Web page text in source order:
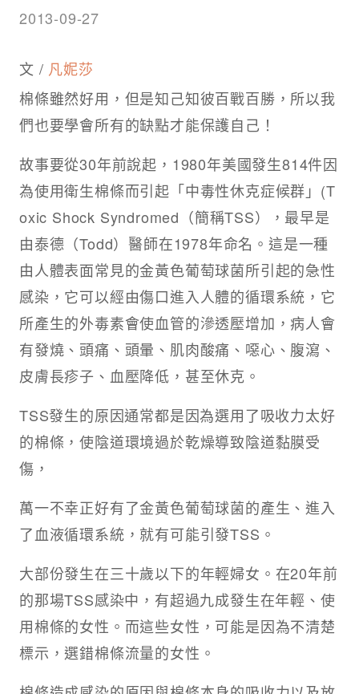
2013-09-27
文 / 凡妮莎
棉條雖然好用，但是知己知彼百戰百勝，所以我
們也要學會所有的缺點才能保護自己！
故事要從30年前說起，1980年美國發生814件因
為使用衛生棉條而引起「中毒性休克症候群」(T
oxic Shock Syndromed（簡稱TSS），最早是
由泰德（Todd）醫師在1978年命名。這是一種
由人體表面常見的金黃色葡萄球菌所引起的急性
感染，它可以經由傷口進入人體的循環系統，它
所產生的外毒素會使血管的滲透壓增加，病人會
有發燒、頭痛、頭暈、肌肉酸痛、噁心、腹瀉、
皮膚長疹子、血壓降低，甚至休克。
TSS發生的原因通常都是因為選用了吸收力太好
的棉條，使陰道環境過於乾燥導致陰道黏膜受
傷，
萬一不幸正好有了金黃色葡萄球菌的產生、進入
了血液循環系統，就有可能引發TSS。
大部份發生在三十歲以下的年輕婦女。在20年前
的那場TSS感染中，有超過九成發生在年輕、使
用棉條的女性。而這些女性，可能是因為不清楚
標示，選錯棉條流量的女性。